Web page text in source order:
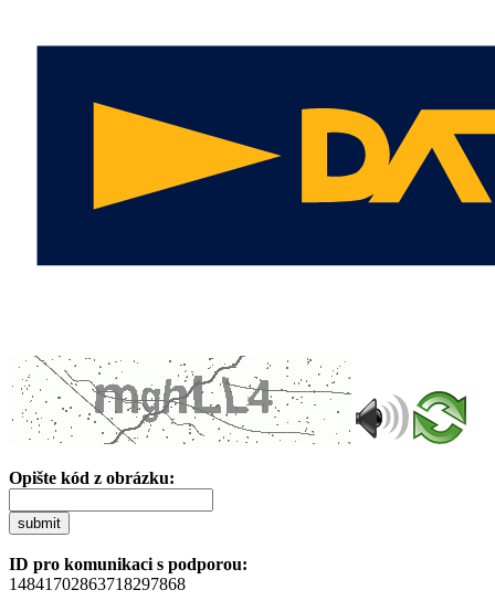
Opište kód z obrázku:
submit
ID pro komunikaci s podporou:
14841702863718297868